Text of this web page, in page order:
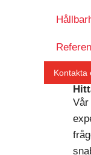
Kontakta
Vår